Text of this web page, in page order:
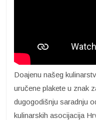
Doajenu našeg
uručene plakete u znak
dugogodišnju saradnju
kulinarskih asocijacija